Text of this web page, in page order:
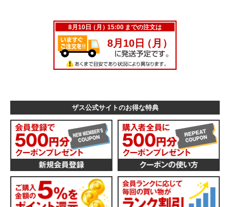
ザス公式サイトのお得な特典